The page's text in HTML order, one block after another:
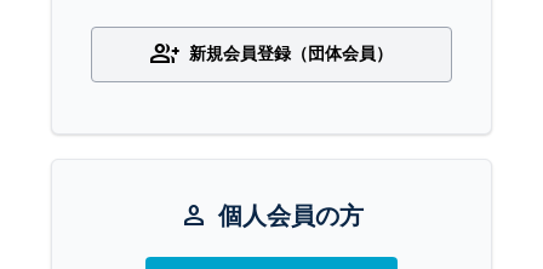
group_add 新規会員登録（団体会員）
person 個人会員の方